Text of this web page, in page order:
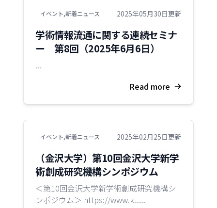
イベント,新着ニュース 2025年05月30日更新
学術情報流通に関する連続セミナ
ー 第8回（2025年6月6日）
...
Read more
イベント,新着ニュース 2025年02月25日更新
（金沢大学）第10回金沢大学新学
術創成研究機構シンポジウム
＜第10回金沢大学新学術創成研究機構シ
ンポジウム＞ https://www.k......